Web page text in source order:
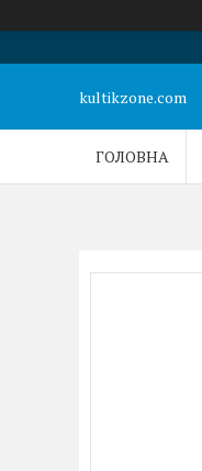
kultikzone.com
ГОЛОВНА